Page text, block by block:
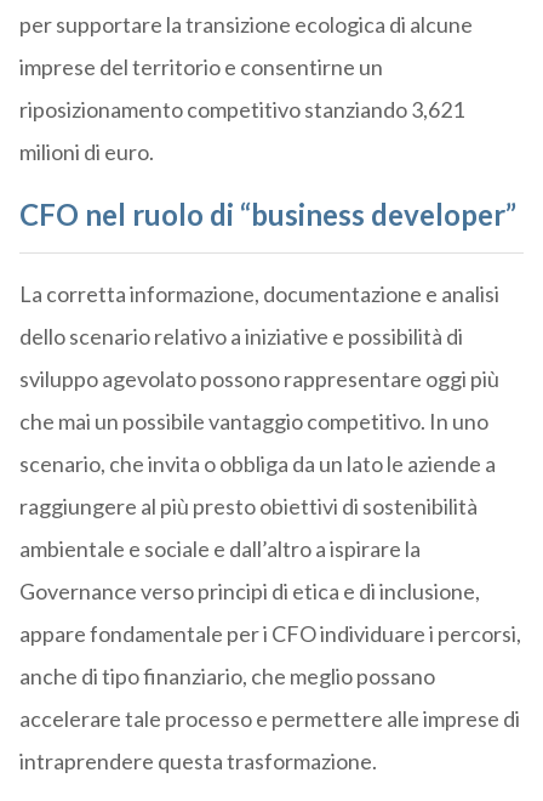
per supportare la transizione ecologica di alcune
imprese del territorio e consentirne un
riposizionamento competitivo stanziando 3,621
milioni di euro.
CFO nel ruolo di “business developer”
La corretta informazione, documentazione e analisi
dello scenario relativo a iniziative e possibilità di
sviluppo agevolato possono rappresentare oggi più
che mai un possibile vantaggio competitivo. In uno
scenario, che invita o obbliga da un lato le aziende a
raggiungere al più presto obiettivi di sostenibilità
ambientale e sociale e dall’altro a ispirare la
Governance verso principi di etica e di inclusione,
appare fondamentale per i CFO individuare i percorsi,
anche di tipo finanziario, che meglio possano
accelerare tale processo e permettere alle imprese di
intraprendere questa trasformazione.